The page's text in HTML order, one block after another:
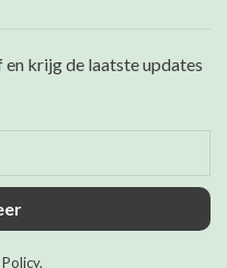
krijg de laatste updates